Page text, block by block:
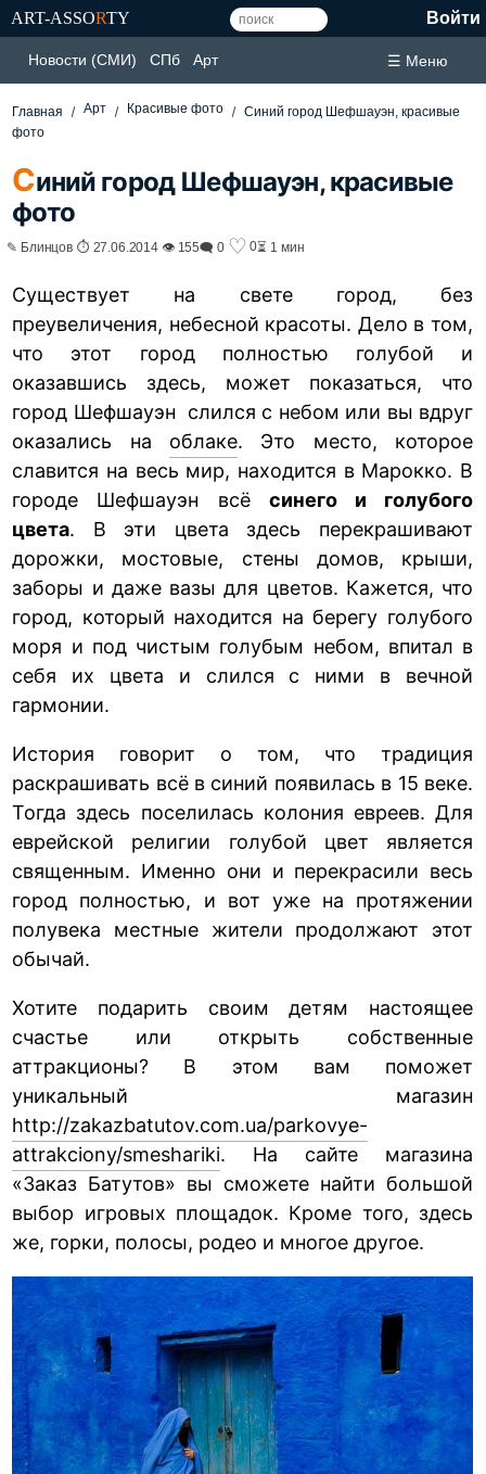
ART-ASSORTY Войти
Новости (СМИ) СПб Арт ☰ Меню
Главная Арт Красивые фото
Синий город Шефшауэн, красивые
фото
Синий город Шефшауэн, красивые
фото
✎ Блинцов ⏱ 27.06.2014 👁 155🗨 0 ♡ 0⏳ 1 мин
Существует на свете город, без
преувеличения, небесной красоты. Дело в том,
что этот город полностью голубой и
оказавшись здесь, может показаться, что
город Шефшауэн слился с небом или вы вдруг
оказались на облаке. Это место, которое
славится на весь мир, находится в Марокко. В
городе Шефшауэн всё синего и голубого
цвета. В эти цвета здесь перекрашивают
дорожки, мостовые, стены домов, крыши,
заборы и даже вазы для цветов. Кажется, что
город, который находится на берегу голубого
моря и под чистым голубым небом, впитал в
себя их цвета и слился с ними в вечной
гармонии.
История говорит о том, что традиция
раскрашивать всё в синий появилась в 15 веке.
Тогда здесь поселилась колония евреев. Для
еврейской религии голубой цвет является
священным. Именно они и перекрасили весь
город полностью, и вот уже на протяжении
полувека местные жители продолжают этот
обычай.
Хотите подарить своим детям настоящее
счастье или открыть собственные
аттракционы? В этом вам поможет
уникальный магазин
http://zakazbatutov.com.ua/parkovye-
attrakciony/smeshariki. На сайте магазина
«Заказ Батутов» вы сможете найти большой
выбор игровых площадок. Кроме того, здесь
же, горки, полосы, родео и многое другое.